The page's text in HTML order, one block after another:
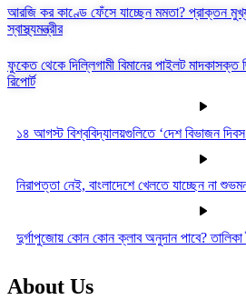
আরজি কর কাণ্ডে ফেঁসে যাচ্ছেন মমতা? প্রাক্তন
স্বাস্থ্যমন্ত্রীর
ফুকেত থেকে দিল্লিগামী বিমানের পাইলট মাদকাসক্ত
রিপোর্ট
১৪ আগস্ট বিশ্ববিদ্যালয়গুলিতে ‘দেশ বিভাজন
নিরাপত্তা নেই, বাংলাদেশে খেলতে যাচ্ছেন না
দুর্গাপুজোয় কোন কোন ক্লাব অনুদান পাবে? তালিকা
About Us